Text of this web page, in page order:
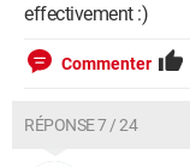
effectivement :)
Commenter
RÉPONSE 7 / 24